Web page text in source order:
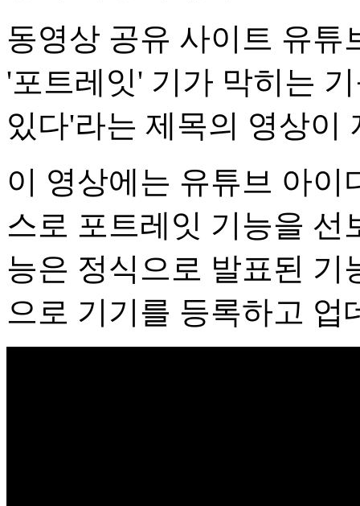
동영상 공유 사이트 유튜
'포트레잇' 기가 막히는
있다'라는 제목의 영상이
이 영상에는 유튜브 아이
스로 포트레잇 기능을 선
능은 정식으로 발표된 기
으로 기기를 등록하고 업